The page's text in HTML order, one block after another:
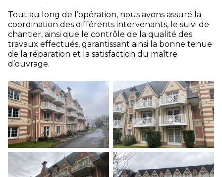
Tout au long de l’opération, nous avons assuré la
coordination des différents intervenants, le suivi de
chantier, ainsi que le contrôle de la qualité des
travaux effectués, garantissant ainsi la bonne tenue
de la réparation et la satisfaction du maître
d’ouvrage.